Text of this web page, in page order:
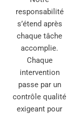
responsabilité
s’étend après
chaque tâche
accomplie.
Chaque
intervention
passe par un
contrôle qualité
exigeant pour